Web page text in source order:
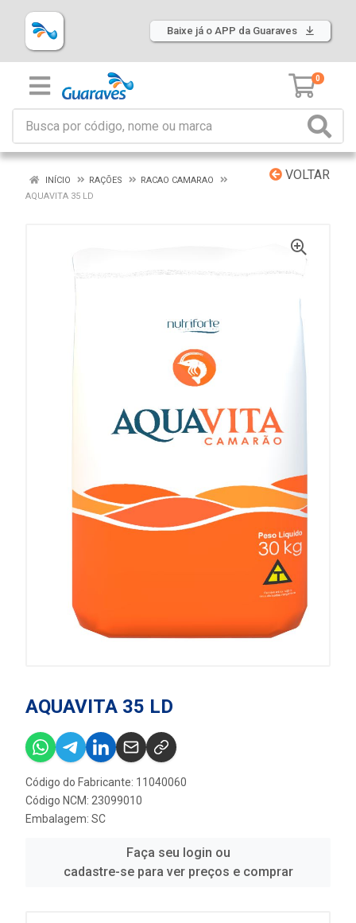
Baixe já o APP da Guaraves
0
VOLTAR
INÍCIO RAÇÕES
RACAO CAMARAO
AQUAVITA 35 LD
AQUAVITA 35 LD
Código do Fabricante: 11040060
Código NCM: 23099010
Embalagem: SC
Faça seu login ou
cadastre-se para ver preços e comprar